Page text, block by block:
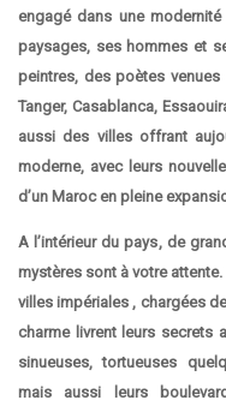
engagé dans une
paysages, ses hommes et
peintres, des poètes venues
Tanger, Casablanca,
aussi des villes offrant
moderne, avec leurs
d’un Maroc en pleine
A l’intérieur du pays, de
mystères sont à votre
villes impériales , chargées
charme livrent leurs secrets
sinueuses, tortueuses
mais aussi leurs